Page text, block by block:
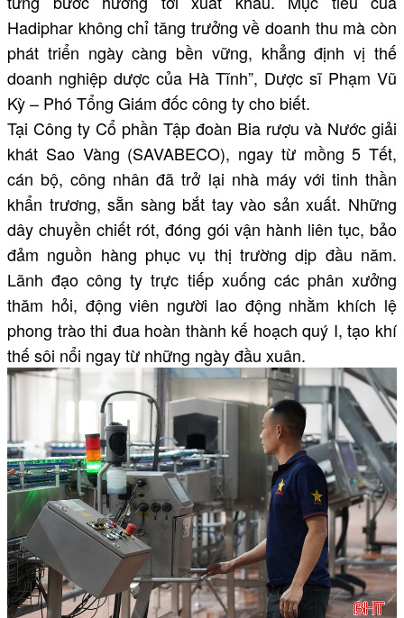
Hadiphar không chỉ tăng trưởng về doanh thu mà còn
phát triển ngày càng bền vững, khẳng định vị thế
doanh nghiệp dược của Hà Tĩnh”, Dược sĩ Phạm Vũ
Kỳ – Phó Tổng Giám đốc công ty cho biết.
Tại Công ty Cổ phần Tập đoàn Bia rượu và Nước giải
khát Sao Vàng (SAVABECO), ngay từ mồng 5 Tết,
cán bộ, công nhân đã trở lại nhà máy với tinh thần
khẩn trương, sẵn sàng bắt tay vào sản xuất. Những
dây chuyền chiết rót, đóng gói vận hành liên tục, bảo
đảm nguồn hàng phục vụ thị trường dịp đầu năm.
Lãnh đạo công ty trực tiếp xuống các phân xưởng
thăm hỏi, động viên người lao động nhằm khích lệ
phong trào thi đua hoàn thành kế hoạch quý I, tạo khí
thế sôi nổi ngay từ những ngày đầu xuân.